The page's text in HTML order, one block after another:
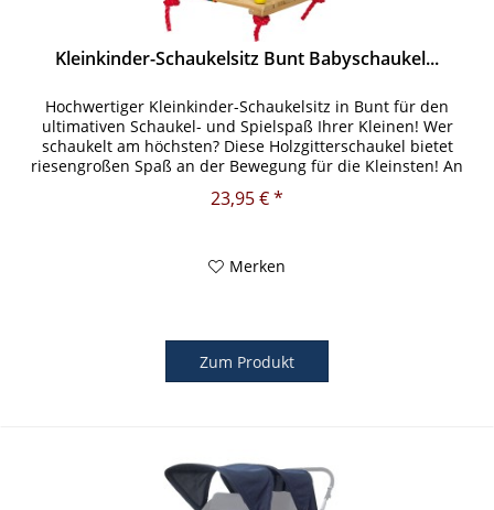
Kleinkinder-Schaukelsitz Bunt Babyschaukel...
Hochwertiger Kleinkinder-Schaukelsitz in Bunt für den
ultimativen Schaukel- und Spielspaß Ihrer Kleinen! Wer
schaukelt am höchsten? Diese Holzgitterschaukel bietet
riesengroßen Spaß an der Bewegung für die Kleinsten! An
stabilen...
23,95 € *
Merken
Zum Produkt